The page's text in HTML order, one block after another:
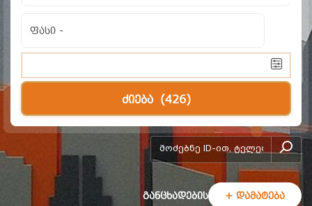
ფასი -
ძიება (426)
add-form
განცხადების + დამატება